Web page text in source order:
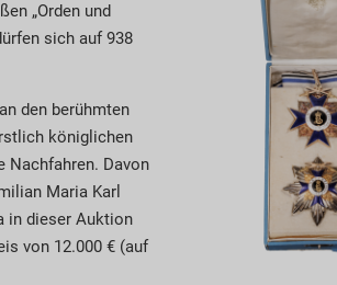
„Orden und
sich auf 938
den berühmten
königlichen
Nachfahren. Davon
Maria Karl
in dieser Auktion
von 12.000 € (auf